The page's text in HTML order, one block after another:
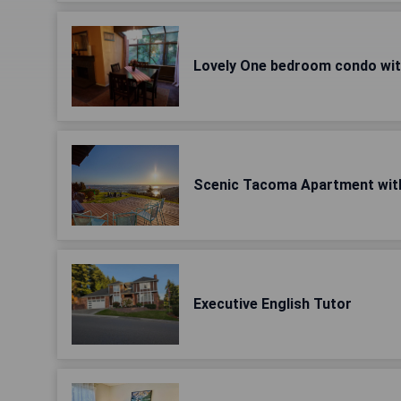
Lovely One bedroom condo
Scenic Tacoma Apartment
Executive English Tutor